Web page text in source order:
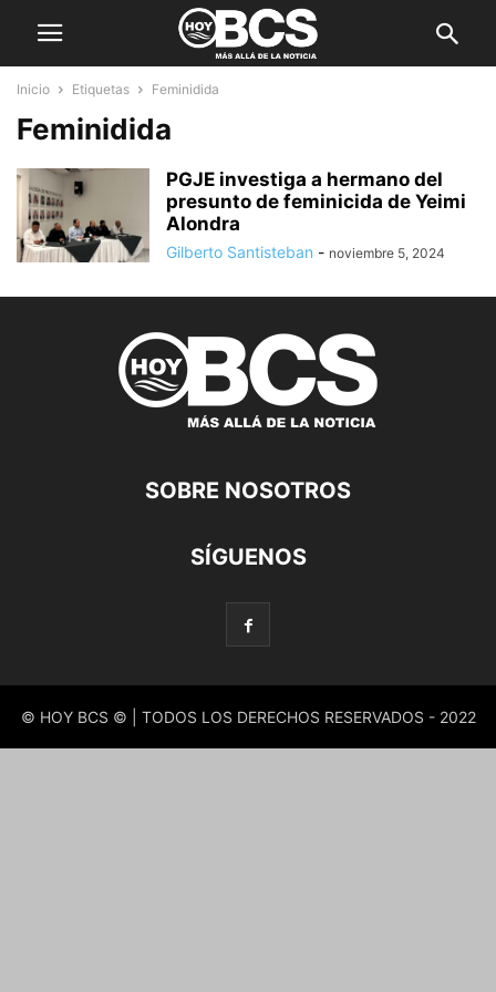
Inicio Etiquetas Feminidida
Feminidida
PGJE investiga a hermano del
presunto de feminicida de Yeimi
Alondra
Gilberto Santisteban - noviembre 5, 2024
SOBRE NOSOTROS
SÍGUENOS
© HOY BCS © | TODOS LOS DERECHOS RESERVADOS - 2022